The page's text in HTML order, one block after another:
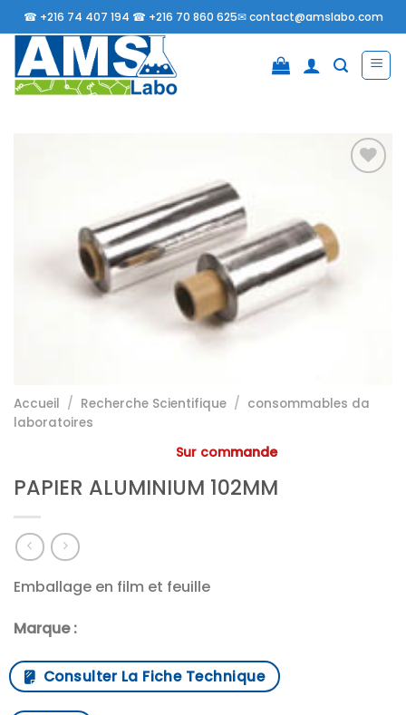
Passer
au
contenu
☎ +216 74 407 194 ☎ +216 70 860 625✉contact@amslabo.com
d’envies
Accueil / Recherche Scientifique / consommables da
laboratoires
Sur commande
PAPIER ALUMINIUM 102MM
Emballage en film et feuille
Marque :
Consulter La Fiche Technique